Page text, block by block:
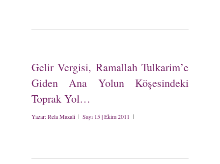
Gelir Vergisi, Ramallah Tulkarim’e
Giden Ana Yolun Köşesindeki
Toprak Yol…
Yazar:Rela Mazali Sayı 15 | Ekim 2011